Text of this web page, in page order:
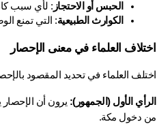
الحبس أو الاحتجاز : لأي سبب
الكوارث الطبيعية: التي تمنع
اختلاف العلماء في معنى الإحصار
اختلف العلماء في تحديد المقصود
الرأي الأول (الجمهور):
من دخول مكة.